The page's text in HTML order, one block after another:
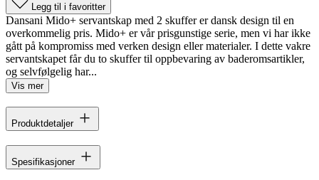
Legg til i favoritter
Dansani Mido+ servantskap med 2 skuffer er dansk design til en
overkommelig pris. Mido+ er vår prisgunstige serie, men vi har ikke
gått på kompromiss med verken design eller materialer. I dette vakre
servantskapet får du to skuffer til oppbevaring av baderomsartikler,
og selvfølgelig har...
Vis mer
Produktdetaljer
Spesifikasjoner